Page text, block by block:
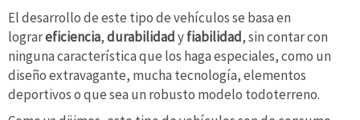
El desarrollo de este tipo de vehículos se basa en
lograreficiencia,durabilidadyfiabilidad, sin contar con
ninguna característica que los haga especiales, como un
diseño extravagante, mucha tecnología, elementos
deportivos o que sea un robusto modelo todoterreno.